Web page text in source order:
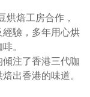
焙工房合作，
經驗，多年用心烘
。
注了香港三代咖
出香港的味道。